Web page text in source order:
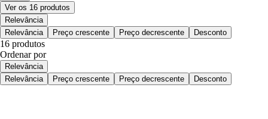
Ver os 16 produtos
Relevância
Relevância
Preço crescente Preço decrescente Desconto
16 produtos
Ordenar por
Relevância
Relevância
Preço crescente Preço decrescente Desconto